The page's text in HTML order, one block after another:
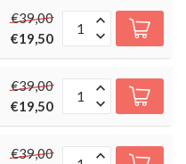
€39,00
€19,50
€39,00
€19,50
€39,00